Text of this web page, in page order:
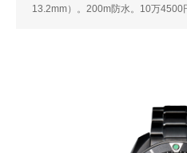
13.2mm）。200m防水。10万4500